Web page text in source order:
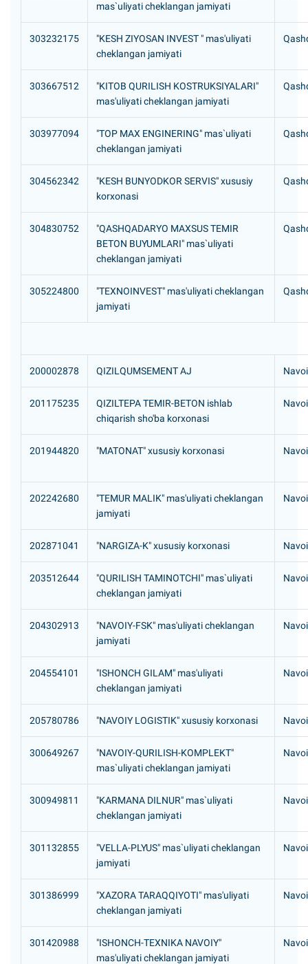
mas`uliyati cheklangan jamiyati
303232175
"KESH ZIYOSAN INVEST " mas'uliyati
cheklangan jamiyati
303667512
"KITOB QURILISH KOSTRUKSIYALARI"
mas'uliyati cheklangan jamiyati
303977094
"TOP MAX ENGINERING" mas`uliyati
cheklangan jamiyati
304562342
"KESH BUNYODKOR SERVIS" xususiy
korxonasi
304830752
"QASHQADARYO MAXSUS TEMIR
BETON BUYUMLARI" mas`uliyati
cheklangan jamiyati
305224800
"TEXNOINVEST" mas'uliyati cheklangan
jamiyati
200002878 QIZILQUMSEMENT AJ
201175235
QIZILTEPA TEMIR-BETON ishlab
chiqarish sho'ba korxonasi
201944820 "MATONAT" xususiy korxonasi
202242680
"TEMUR MALIK" mas'uliyati cheklangan
jamiyati
202871041 "NARGIZA-K" xususiy korxonasi
203512644
"QURILISH TAMINOTCHI" mas`uliyati
cheklangan jamiyati
204302913
"NAVOIY-FSK" mas'uliyati cheklangan
jamiyati
204554101
"ISHONCH GILAM" mas'uliyati
cheklangan jamiyati
205780786 "NAVOIY LOGISTIK" xususiy korxonasi
300649267
"NAVOIY-QURILISH-KOMPLEKT"
mas`uliyati cheklangan jamiyati
300949811
"KARMANA DILNUR" mas`uliyati
cheklangan jamiyati
301132855
"VELLA-PLYUS" mas`uliyati cheklangan
jamiyati
301386999
"XAZORA TARAQQIYOTI" mas'uliyati
cheklangan jamiyati
301420988
"ISHONCH-TEXNIKA NAVOIY"
mas'uliyati cheklangan jamiyati